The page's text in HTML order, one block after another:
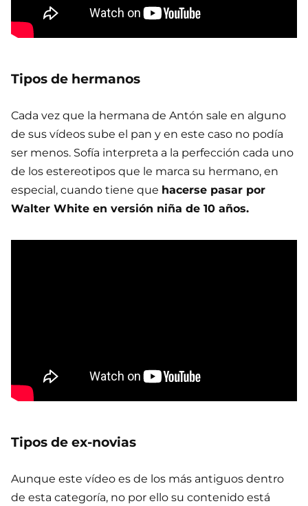
Tipos de hermanos
Cada vez que la hermana de Antón sale en alguno
de sus vídeos sube el pan y en este caso no podía
ser menos. Sofía interpreta a la perfección cada uno
de los estereotipos que le marca su hermano, en
especial, cuando tiene que hacerse pasar por
Walter White en versión niña de 10 años.
Tipos de ex-novias
Aunque este vídeo es de los más antiguos dentro
de esta categoría, no por ello su contenido está